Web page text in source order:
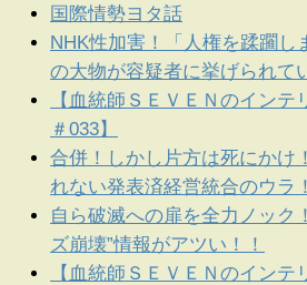
国際情勢ヨタ話
NHK性加害！「人権を蹂躙し
の大物が容疑者に挙げられて
【血統師ＳＥＶＥＮのインテ
＃033】
合併！しかし片方は死にかけ
れない発表済経営統合のウラ！
自ら破滅への扉を全力ノック
ズ崩壊”情報がアツい！！
【血統師ＳＥＶＥＮのインテ